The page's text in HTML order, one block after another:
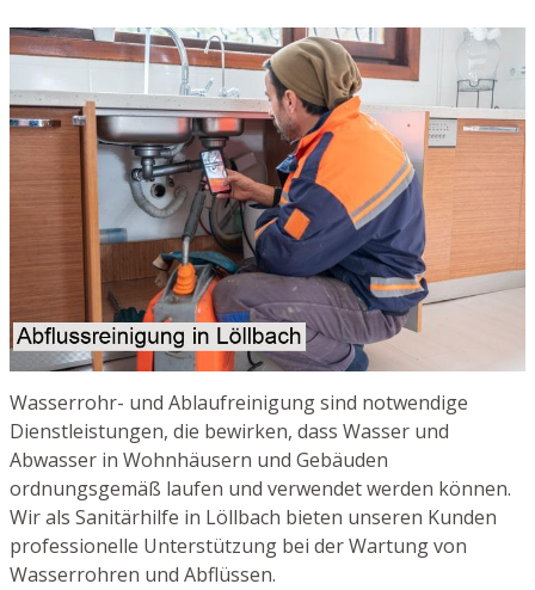
Wasserrohr- und Ablaufreinigung sind notwendige
Dienstleistungen, die bewirken, dass Wasser und
Abwasser in Wohnhäusern und Gebäuden
ordnungsgemäß laufen und verwendet werden können.
Wir als Sanitärhilfe in Löllbach bieten unseren Kunden
professionelle Unterstützung bei der Wartung von
Wasserrohren und Abflüssen.